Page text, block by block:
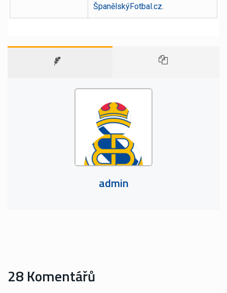
ŠpanělskýFotbal.cz.
admin
28 Komentářů